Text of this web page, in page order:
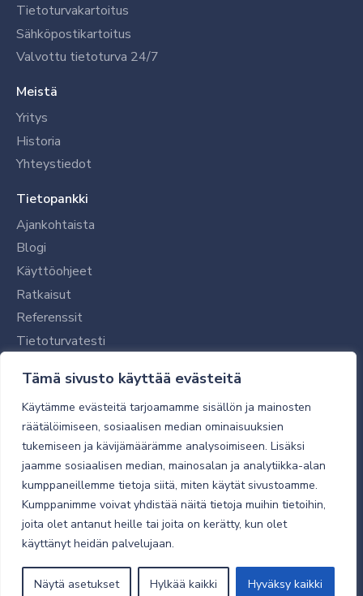
Tämä sivusto käyttää evästeitä
Käytämme evästeitä tarjoamamme sisällön ja mainosten
räätälöimiseen, sosiaalisen median ominaisuuksien
tukemiseen ja kävijämäärämme analysoimiseen. Lisäksi
jaamme sosiaalisen median, mainosalan ja analytiikka-alan
kumppaneillemme tietoja siitä, miten käytät sivustoamme.
Kumppanimme voivat yhdistää näitä tietoja muihin tietoihin,
joita olet antanut heille tai joita on kerätty, kun olet
käyttänyt heidän palvelujaan.
Näytä asetukset Hylkää kaikki Hyväksy kaikki
Tietoturvakartoitus
Sähköpostikartoitus
Valvottu tietoturva 24/7
Meistä
Yritys
Historia
Yhteystiedot
Tietopankki
Ajankohtaista
Blogi
Käyttöohjeet
Ratkaisut
Referenssit
Tietoturvatesti
Tilaajalle
Toimitustavat ja -kulut
Verkkokaupan yleiset ehdot
Toimitusehdot
Tietosuojaseloste
Tietoturva
© 2026 Micro Magic